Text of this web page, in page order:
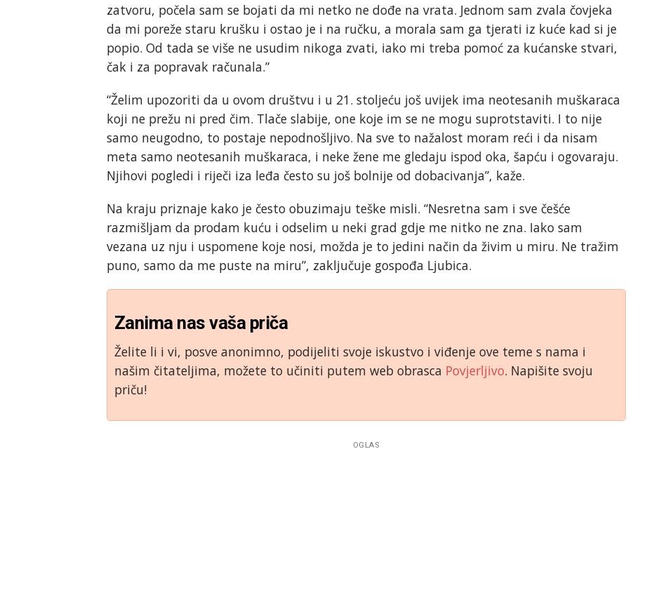
zatvoru, počela sam se bojati da mi netko ne dođe na vrata. Jednom sam zvala čovjeka
da mi poreže staru krušku i ostao je i na ručku, a morala sam ga tjerati iz kuće kad si je
popio. Od tada se više ne usudim nikoga zvati, iako mi treba pomoć za kućanske stvari,
čak i za popravak računala.”
“Želim upozoriti da u ovom društvu i u 21. stoljeću još uvijek ima neotesanih muškaraca
koji ne prežu ni pred čim. Tlače slabije, one koje im se ne mogu suprotstaviti. I to nije
samo neugodno, to postaje nepodnošljivo. Na sve to nažalost moram reći i da nisam
meta samo neotesanih muškaraca, i neke žene me gledaju ispod oka, šapću i ogovaraju.
Njihovi pogledi i riječi iza leđa često su još bolnije od dobacivanja”, kaže.
Na kraju priznaje kako je često obuzimaju teške misli. “Nesretna sam i sve češće
razmišljam da prodam kuću i odselim u neki grad gdje me nitko ne zna. Iako sam
vezana uz nju i uspomene koje nosi, možda je to jedini način da živim u miru. Ne tražim
puno, samo da me puste na miru”, zaključuje gospođa Ljubica.
Zanima nas vaša priča
Želite li i vi, posve anonimno, podijeliti svoje iskustvo i viđenje ove teme s nama i
našim čitateljima, možete to učiniti putem web obrasca Povjerljivo. Napišite svoju
priču!
OGLAS